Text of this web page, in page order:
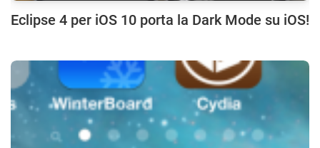
Eclipse 4 per iOS 10 porta la Dark Mode su iOS!